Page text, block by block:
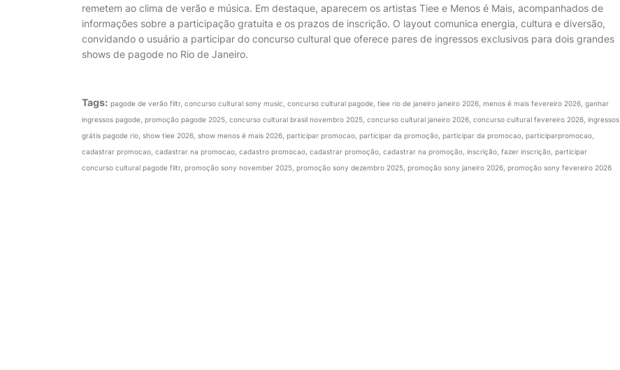
remetem ao clima de verão e música. Em destaque, aparecem os artistas Tiee e Menos é Mais, acompanhados de
informações sobre a participação gratuita e os prazos de inscrição. O layout comunica energia, cultura e diversão,
convidando o usuário a participar do concurso cultural que oferece pares de ingressos exclusivos para dois grandes
shows de pagode no Rio de Janeiro.
Tags: pagode de verão filtr, concurso cultural sony music, concurso cultural pagode, tiee rio de janeiro janeiro 2026, menos é mais fevereiro 2026, ganhar
ingressos pagode, promoção pagode 2025, concurso cultural brasil novembro 2025, concurso cultural janeiro 2026, concurso cultural fevereiro 2026, ingressos
grátis pagode rio, show tiee 2026, show menos é mais 2026, participar promocao, participar da promoção, participar da promocao, participarpromocao,
cadastrar promocao, cadastrar na promocao, cadastro promocao, cadastrar promoção, cadastrar na promoção, inscrição, fazer inscrição, participar
concurso cultural pagode filtr, promoção sony november 2025, promoção sony dezembro 2025, promoção sony janeiro 2026, promoção sony fevereiro 2026